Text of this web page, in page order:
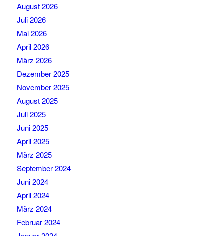
August 2026
Juli 2026
Mai 2026
April 2026
März 2026
Dezember 2025
November 2025
August 2025
Juli 2025
Juni 2025
April 2025
März 2025
September 2024
Juni 2024
April 2024
März 2024
Februar 2024